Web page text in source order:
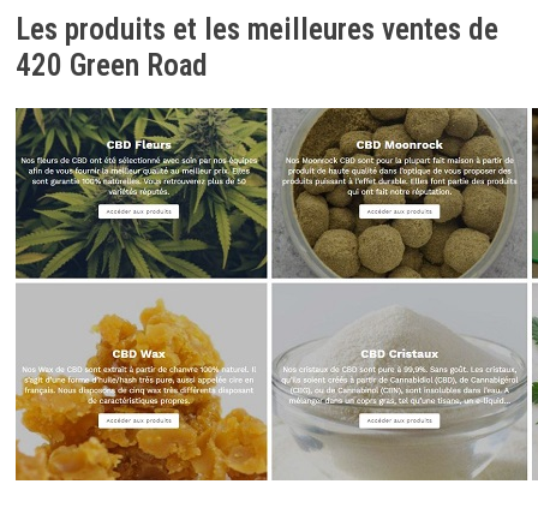
Les produits et les meilleures ventes de
420 Green Road